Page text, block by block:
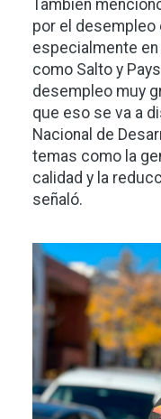
También
por el desempleo
especialmente en
como Salto y
desempleo muy
que eso se va a
Nacional de
temas como la
calidad y la
señaló.
Imagen